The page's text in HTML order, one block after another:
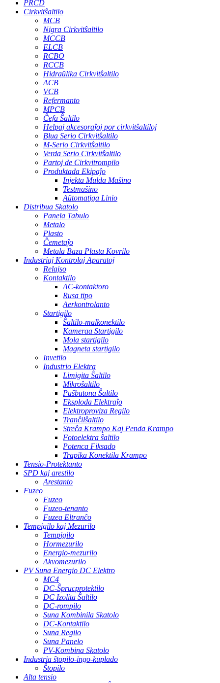
PRCD
Cirkvitŝaltilo
MCB
Nigra Cirkvitŝaltilo
MCCB
ELCB
RCBO
RCCB
Hidraŭlika Cirkvitŝaltilo
ACB
VCB
Refermanto
MPCB
Ĉefa Ŝaltilo
Helpaj akcesoraĵoj por cirkvitŝaltiloj
Blua Serio Cirkvitŝaltilo
M-Serio Cirkvitŝaltilo
Verda Serio Cirkvitŝaltilo
Partoj de Cirkvitrompilo
Produktada Ekipaĵo
Injekta Mulda Maŝino
Testmaŝino
Aŭtomatiga Linio
Distribua Skatolo
Panela Tabulo
Metalo
Plasto
Ĉemetaĵo
Metala Baza Plasta Kovrilo
Industriaj Kontrolaj Aparatoj
Relajso
Kontaktilo
AC-kontaktoro
Rusa tipo
Aerkontrolanto
Startigilo
Ŝaltilo-malkonektilo
Kameraa Startigilo
Mola startigilo
Magneta startigilo
Invetilo
Industrio Elektra
Limigita Ŝaltilo
Mikroŝaltilo
Puŝbutona Ŝaltilo
Eksploda Elektraĵo
Elektroproviza Regilo
Tranĉilŝaltilo
Streĉa Krampo Kaj Penda Krampo
Fotoelektra ŝaltilo
Potenca Fiksado
Trapika Konektila Krampo
Tensio-Protektanto
SPD kaj arestilo
Arestanto
Fuzeo
Fuzeo
Fuzeo-tenanto
Fuzea Eltranĉo
Tempigilo kaj Mezurilo
Tempigilo
Hormezurilo
Energio-mezurilo
Akvomezurilo
PV Suna Energio DC Elektro
MC4
DC-Ŝprucprotektilo
DC Izolita Ŝaltilo
DC-rompilo
Suna Kombinila Skatolo
DC-Kontaktilo
Suna Regilo
Suna Panelo
PV-Kombina Skatolo
Industria ŝtopilo-ingo-kuplado
Ŝtopilo
Alta tensio